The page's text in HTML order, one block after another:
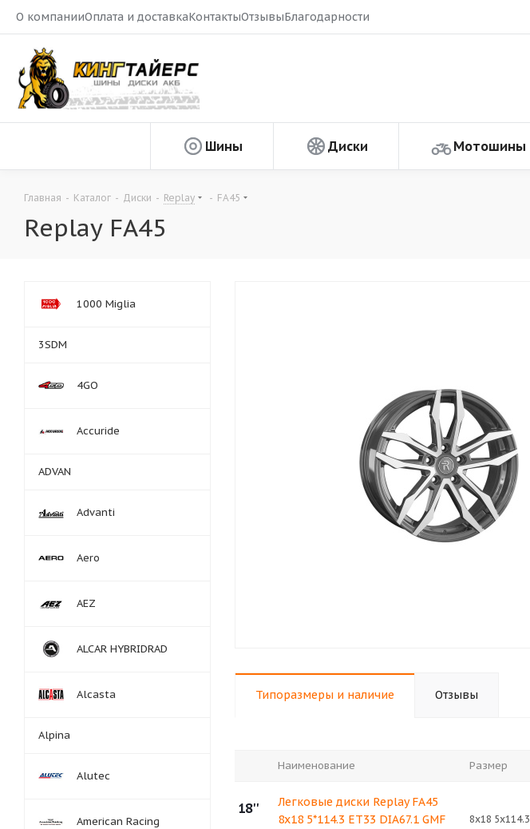
О компанииОплата и доставкаКонтактыОтзывыБлагодарности
Шины Диски Мотошины
Главная - Каталог - Диски - Replay - FA45
Replay FA45
Типоразмеры и наличие Отзывы
Наименование Размер
18''
Легковые диски Replay FA45
8x18 5*114.3 ET33 DIA67.1 GMF
8x18 5x114.3
1000 Miglia
3SDM
4GO
Accuride
ADVAN
Advanti
Aero
AEZ
ALCAR HYBRIDRAD
Alcasta
Alpina
Alutec
American Racing